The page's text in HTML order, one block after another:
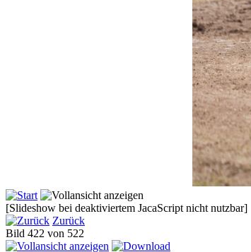
[Slideshow bei deaktiviertem JacaScript nicht nutzbar]
Zurück
Bild 422 von 522